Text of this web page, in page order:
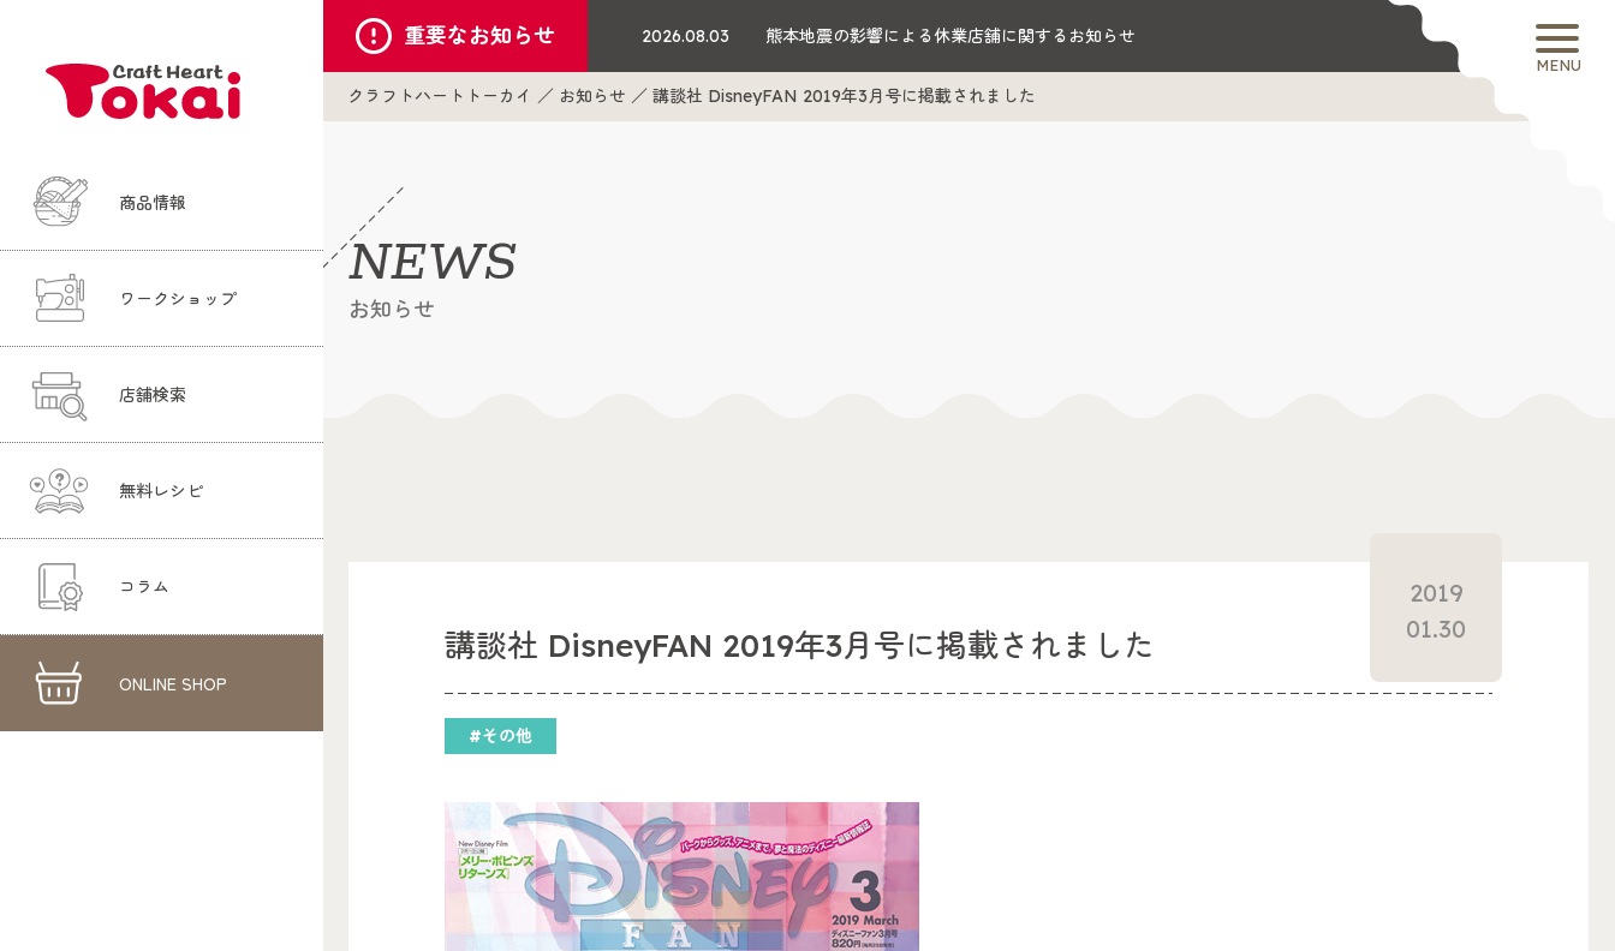
商品情報
ワークショップ
店舗検索
無料レシピ
コラム
ONLINE SHOP
MENU
重要なお知らせ 2026.08.03 熊本地震の影響による休業店舗に関するお知らせ
クラフトハートトーカイ お知らせ 講談社 DisneyFAN 2019年3月号に掲載されました
NEWS
お知らせ
講談社 DisneyFAN 2019年3月号に掲載されました
#その他
2019
01.30